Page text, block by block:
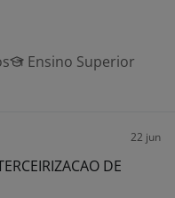
Ensino Superior
22 jun
DE